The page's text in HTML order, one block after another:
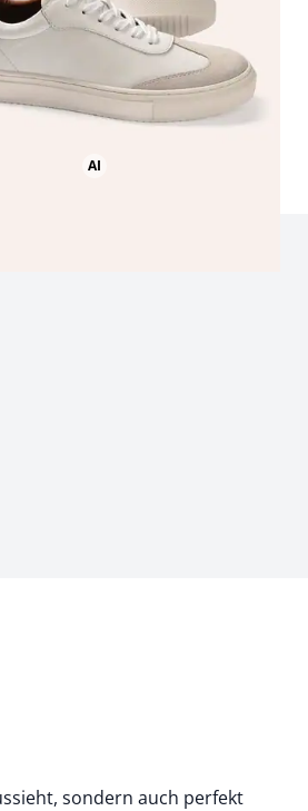
AI
sondern auch perfekt